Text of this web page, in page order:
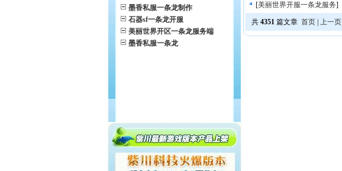
墨香私服一条龙制作
石器sf一条龙开服
美丽世界开区一条龙服务端
墨香私服一条龙
[美丽世界开服一条龙服务]
共 4351 篇文章 首页 上一页